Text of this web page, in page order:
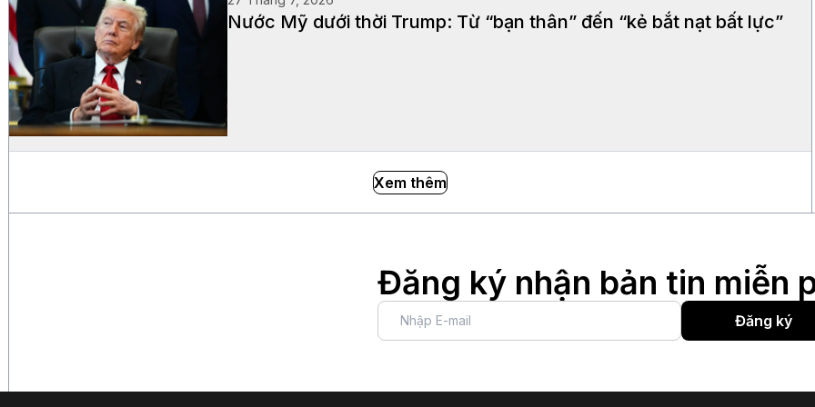
Nước Mỹ dưới thời Trump: Từ “bạn thân” đến “kẻ bắt nạt bất lực”
Xem thêm
Đăng ký nhận bản tin miễn
Đăng ký